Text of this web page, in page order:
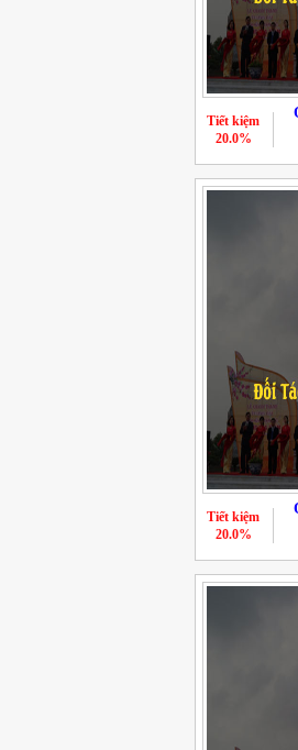
Tiết kiệm
20.0%
Tiết kiệm
20.0%